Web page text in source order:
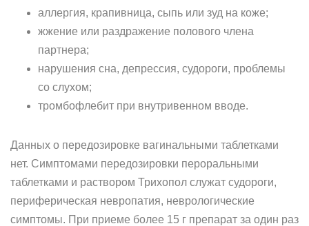
аллергия, крапивница, сыпь или зуд на коже;
жжение или раздражение полового члена
партнера;
нарушения сна, депрессия, судороги, проблемы
со слухом;
тромбофлебит при внутривенном вводе.
Данных о передозировке вагинальными таблетками
нет. Симптомами передозировки пероральными
таблетками и раствором Трихопол служат судороги,
периферическая невропатия, неврологические
симптомы. При приеме более 15 г препарат за один раз